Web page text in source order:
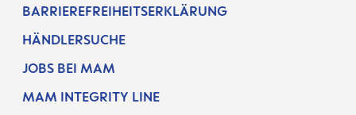
BARRIEREFREIHEITSERKLÄRUNG
HÄNDLERSUCHE
JOBS BEI MAM
MAM INTEGRITY LINE